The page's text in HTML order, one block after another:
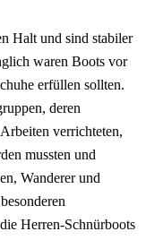
Halt und sind stabiler
waren Boots vor
erfüllen sollten.
deren
verrichteten,
mussten und
Wanderer und
Herren-Schnürboots